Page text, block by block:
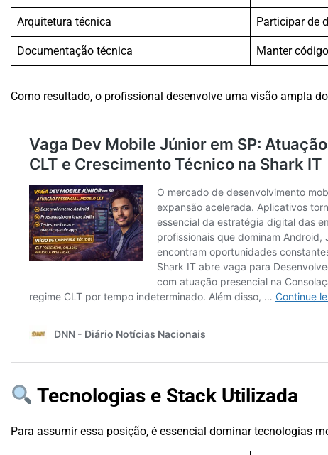
Arquitetura técnica Participar de
Documentação técnica Manter
Como resultado, o profissional desenvolve uma visão ampla
Tecnologias e Stack Utilizada
Para assumir essa posição, é essencial dominar tecnologias